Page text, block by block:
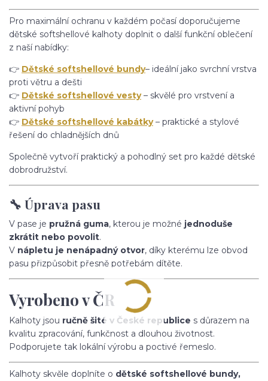
Pro maximální ochranu v každém počasí doporučujeme
dětské softshellové kalhoty doplnit o další funkční oblečení
z naší nabídky:
👉 Dětské softshellové bundy– ideální jako svrchní vrstva
proti větru a dešti
👉 Dětské softshellové vesty– skvělé pro vrstvení a
aktivní pohyb
👉 Dětské softshellové kabátky– praktické a stylové
řešení do chladnějších dnů
Společně vytvoří praktický a pohodlný set pro každé dětské
dobrodružství.
🔧 Úprava pasu
V pase je pružná guma, kterou je možné jednoduše
zkrátit nebo povolit.
V nápletu je nenápadný otvor, díky kterému lze obvod
pasu přizpůsobit přesně potřebám dítěte.
Vyrobeno v ČR
Kalhoty jsou ručně šité v České republice s důrazem na
kvalitu zpracování, funkčnost a dlouhou životnost.
Podporujete tak lokální výrobu a poctivé řemeslo.
Kalhoty skvěle doplníte o dětské softshellové bundy,